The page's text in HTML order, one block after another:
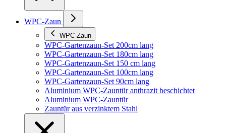
WPC-Zaun
WPC-Zaun
WPC-Gartenzaun-Set 200cm lang
WPC-Gartenzaun-Set 180cm lang
WPC-Gartenzaun-Set 150 cm lang
WPC-Gartenzaun-Set 100cm lang
WPC-Gartenzaun-Set 90cm lang
Aluminium WPC-Zauntür anthrazit beschichtet
Aluminium WPC-Zauntür
Zauntür aus verzinktem Stahl